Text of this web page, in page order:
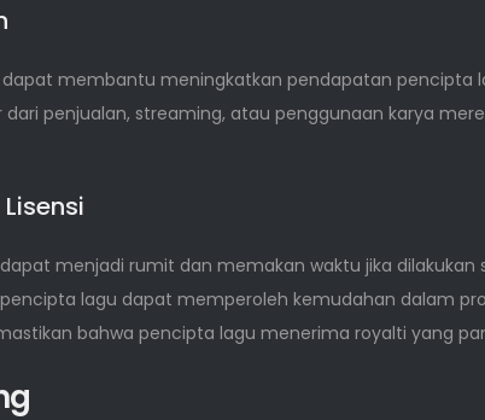
membantu meningkatkan pendapatan pencipta
penjualan, streaming, atau penggunaan karya
menjadi rumit dan memakan waktu jika
lagu dapat memperoleh kemudahan dalam
bahwa pencipta lagu menerima royalti yang